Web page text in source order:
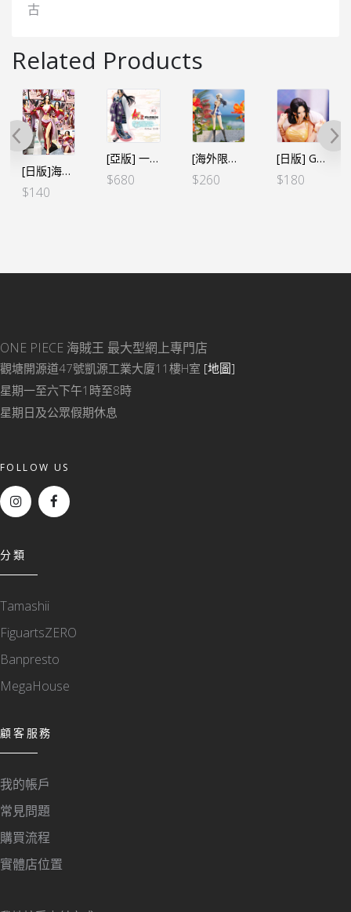
古
Related Products
[日版]海賊王 GLITTER&GLAMOURS G&G-女帝II
$140
[亞版] 一番賞 -華ノ幕- A賞 女帝
$680
[海外限定][CHRONICLE] GLITTER&GLAMOURS G&G 羅賓
$260
[日版] GLITTER&GLAMOURS G&G －BOA HANCOCK 女帝 CHRISTMAS STYLE－Ⓐ金色
$180
ONE PIECE 海賊王 最大型網上專門店
觀塘開源道47號凱源工業大廈11樓H室 [地圖]
星期一至六下午1時至8時
星期日及公眾假期休息
FOLLOW US
分類
Tamashii
FiguartsZERO
Banpresto
MegaHouse
顧客服務
我的帳戶
常見問題
購買流程
實體店位置